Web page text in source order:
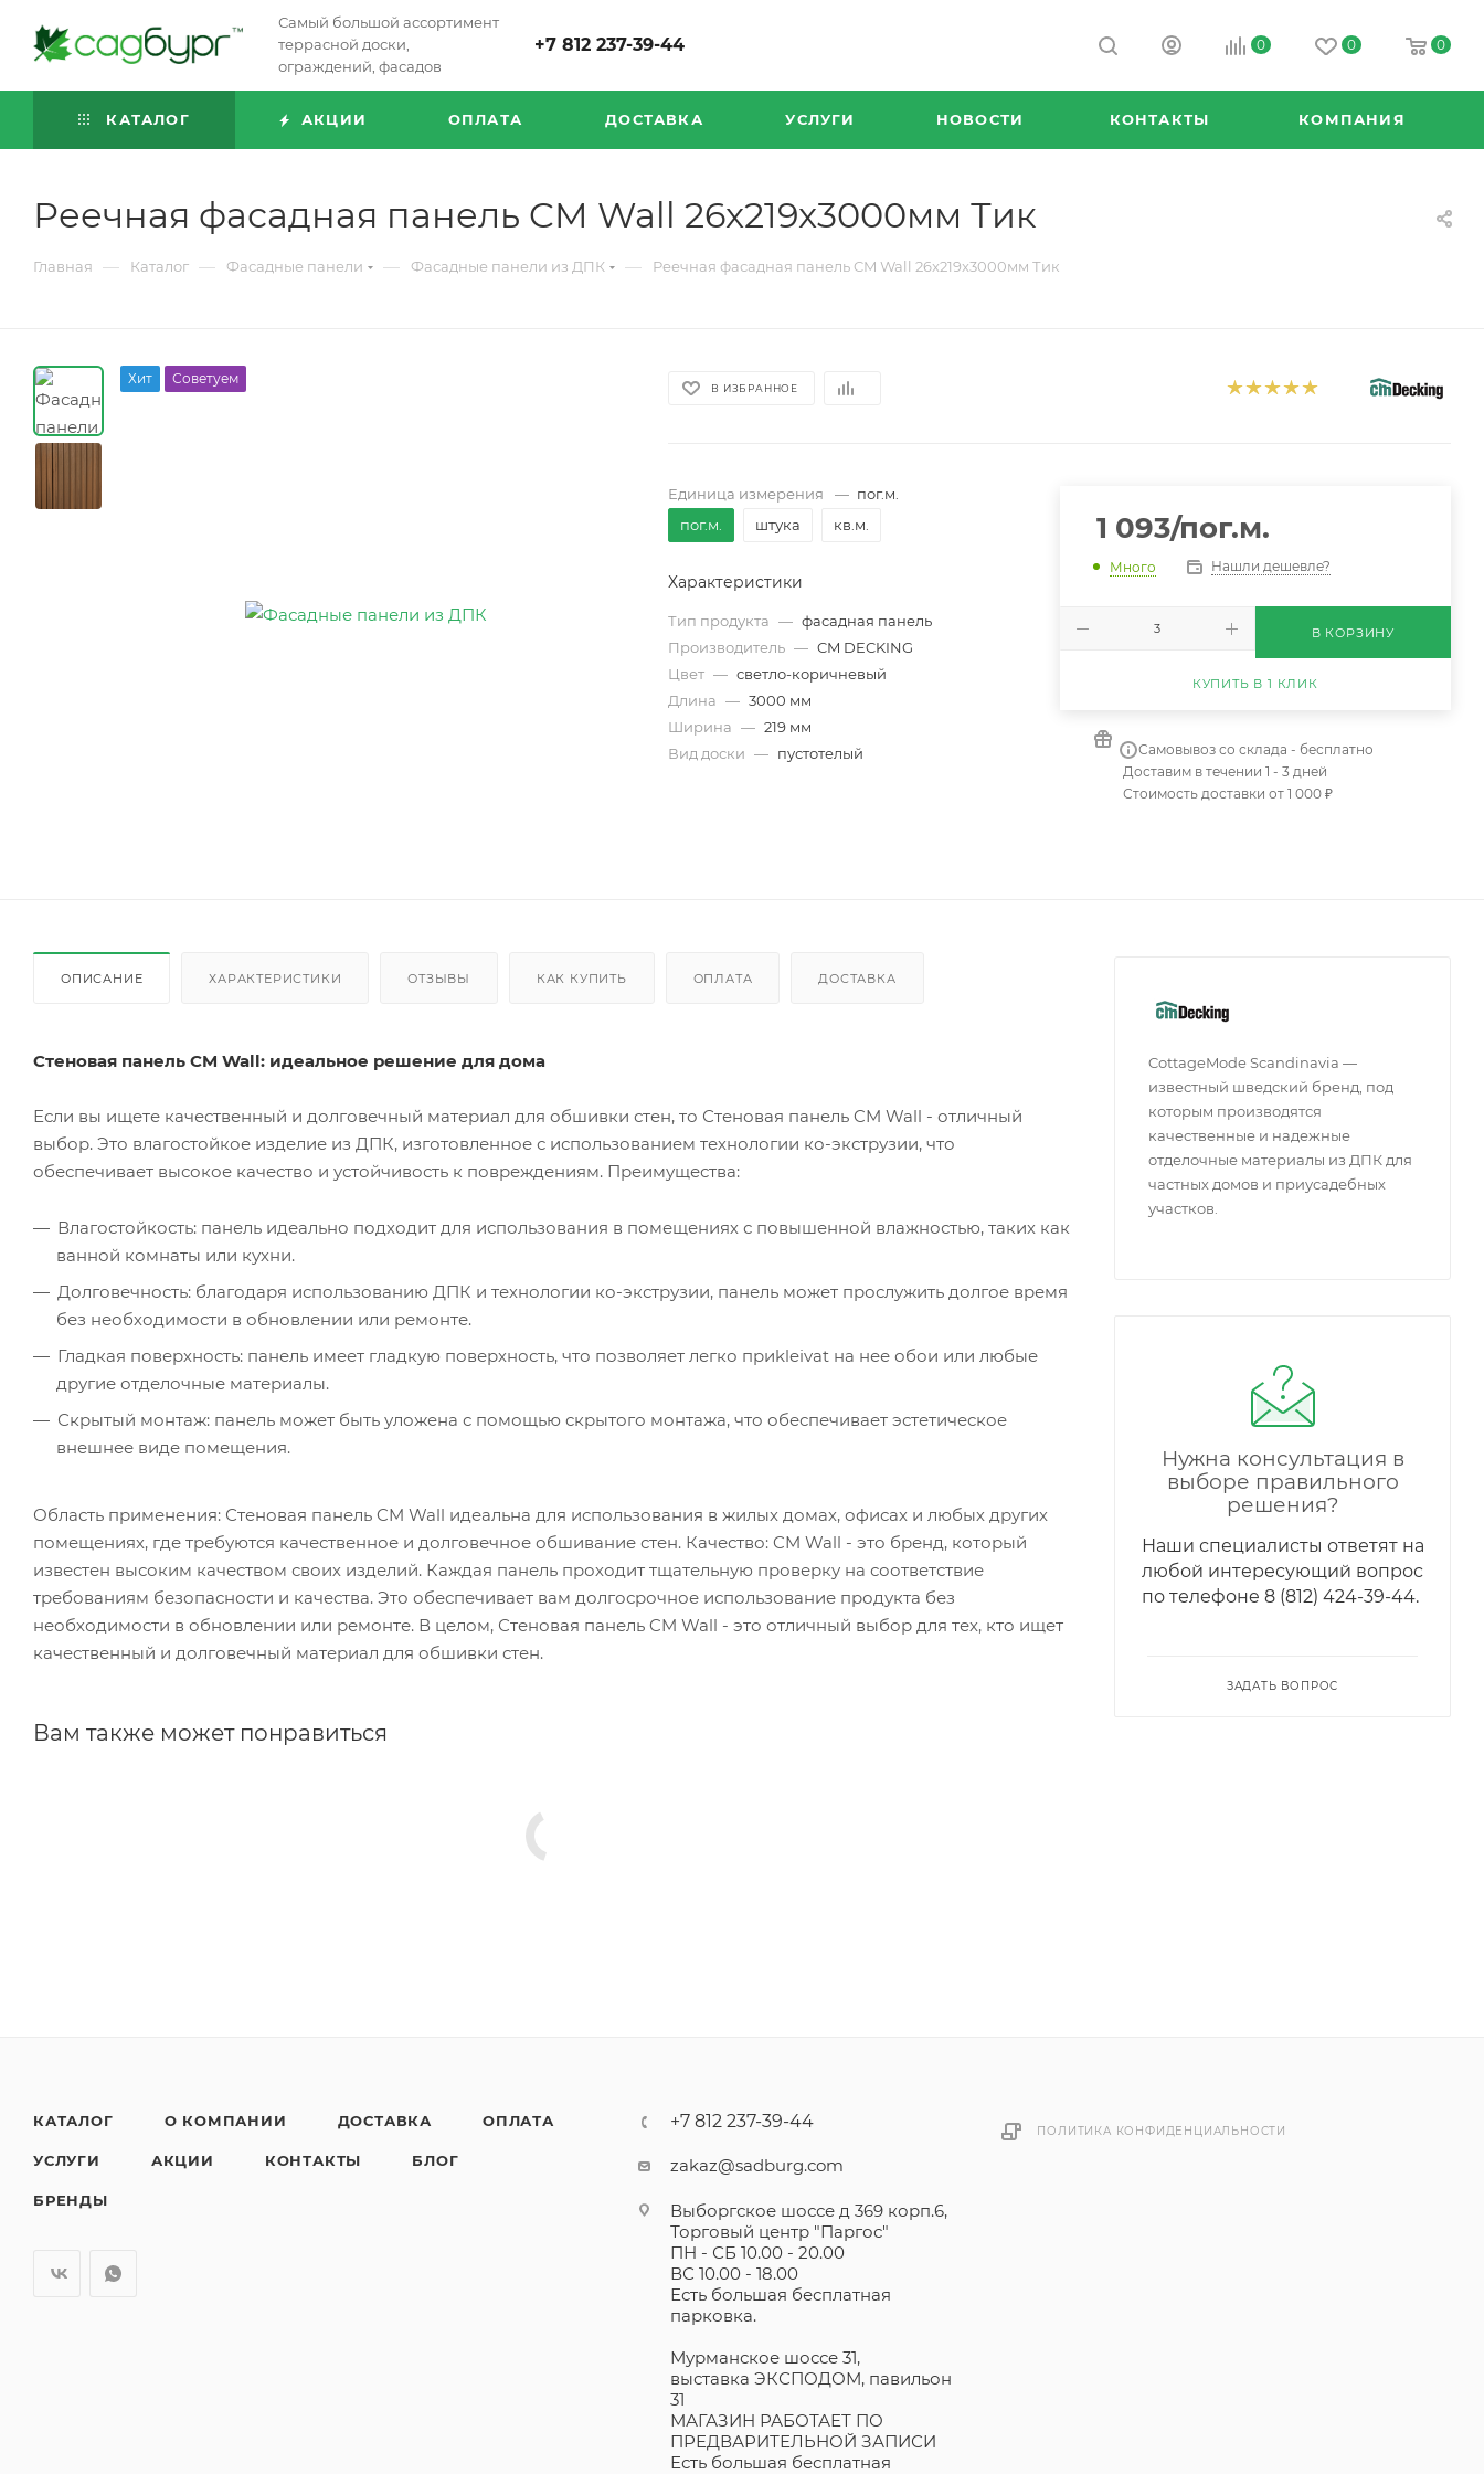
Самый большой ассортимент
террасной доски,
ограждений, фасадов
+7 812 237-39-44 0 0 0
КАТАЛОГ АКЦИИ ОПЛАТА ДОСТАВКА УСЛУГИ НОВОСТИ КОНТАКТЫ КОМПАНИЯ
Реечная фасадная панель CM Wall 26x219x3000мм Тик
Главная — Каталог — Фасадные панели — Фасадные панели из ДПК — Реечная фасадная панель CM Wall 26x219x3000мм Тик
Хит Советуем
В ИЗБРАННОЕ
Единица измерения — пог.м.
пог.м.
штука кв.м.
Характеристики
Тип продукта — фасадная панель
Производитель — CM DECKING
Цвет — светло-коричневый
Длина — 3000 мм
Ширина — 219 мм
Вид доски — пустотелый
1 093/пог.м.
Много Нашли дешевле?
В КОРЗИНУ
КУПИТЬ В 1 КЛИК
Самовывоз со склада - бесплатно
Доставим в течении 1 - 3 дней
Стоимость доставки от 1 000 ₽
ОПИСАНИЕ ХАРАКТЕРИСТИКИ ОТЗЫВЫ КАК КУПИТЬ ОПЛАТА ДОСТАВКА
Стеновая панель CM Wall: идеальное решение для дома
Если вы ищете качественный и долговечный материал для обшивки стен, то Стеновая панель CM Wall - отличный
выбор. Это влагостойкое изделие из ДПК, изготовленное с использованием технологии ко-экструзии, что
обеспечивает высокое качество и устойчивость к повреждениям. Преимущества:
Влагостойкость: панель идеально подходит для использования в помещениях с повышенной влажностью, таких как
ванной комнаты или кухни.
Долговечность: благодаря использованию ДПК и технологии ко-экструзии, панель может прослужить долгое время
без необходимости в обновлении или ремонте.
Гладкая поверхность: панель имеет гладкую поверхность, что позволяет легко приkleivat на нее обои или любые
другие отделочные материалы.
Скрытый монтаж: панель может быть уложена с помощью скрытого монтажа, что обеспечивает эстетическое
внешнее виде помещения.
Область применения: Стеновая панель CM Wall идеальна для использования в жилых домах, офисах и любых других
помещениях, где требуются качественное и долговечное обшивание стен. Качество: CM Wall - это бренд, который
известен высоким качеством своих изделий. Каждая панель проходит тщательную проверку на соответствие
требованиям безопасности и качества. Это обеспечивает вам долгосрочное использование продукта без
необходимости в обновлении или ремонте. В целом, Стеновая панель CM Wall - это отличный выбор для тех, кто ищет
качественный и долговечный материал для обшивки стен.
Вам также может понравиться
CottageMode Scandinavia —
известный шведский бренд, под
которым производятся
качественные и надежные
отделочные материалы из ДПК для
частных домов и приусадебных
участков.
Нужна консультация в
выборе правильного
решения?
Наши специалисты ответят на
любой интересующий вопрос
по телефонe 8 (812) 424-39-44.
ЗАДАТЬ ВОПРОС
КАТАЛОГ О КОМПАНИИ ДОСТАВКА ОПЛАТА
УСЛУГИ АКЦИИ КОНТАКТЫ БЛОГ
БРЕНДЫ
+7 812 237-39-44
zakaz@sadburg.com
Выборгское шоссе д 369 корп.6,
Торговый центр "Паргос"
ПН - СБ 10.00 - 20.00
ВС 10.00 - 18.00
Есть большая бесплатная
парковка.
Мурманское шоссе 31,
выставка ЭКСПОДОМ, павильон
31
МАГАЗИН РАБОТАЕТ ПО
ПРЕДВАРИТЕЛЬНОЙ ЗАПИСИ
Есть большая бесплатная
ПОЛИТИКА КОНФИДЕНЦИАЛЬНОСТИ